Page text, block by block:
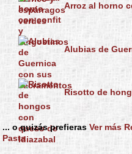
Arroz al horno
Alubias de
Risotto de
... o quizás prefieras Ver más
Pasta